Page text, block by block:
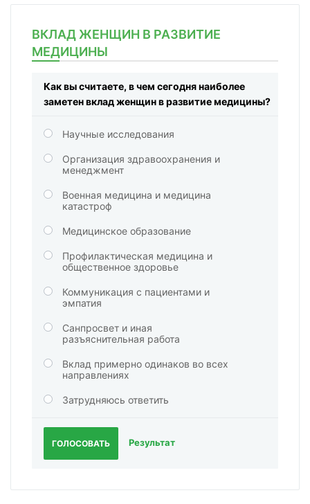
ВКЛАД ЖЕНЩИН В РАЗВИТИЕ
МЕДИЦИНЫ
Как вы считаете, в чем сегодня наиболее
заметен вклад женщин в развитие медицины?
Научные исследования
Организация здравоохранения и
менеджмент
Военная медицина и медицина
катастроф
Медицинское образование
Профилактическая медицина и
общественное здоровье
Коммуникация с пациентами и
эмпатия
Санпросвет и иная
разъяснительная работа
Вклад примерно одинаков во всех
направлениях
Затрудняюсь ответить
ГОЛОСОВАТЬ Результат